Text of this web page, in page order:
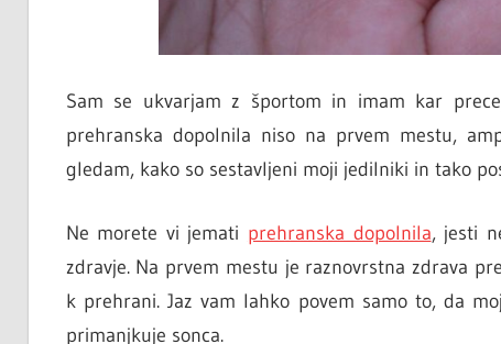
Sam se ukvarjam z športom in imam kar
prehranska dopolnila niso na prvem mestu,
gledam, kako so sestavljeni moji jedilniki in tako
Ne morete vi jemati prehranska dopolnila, jesti
zdravje. Na prvem mestu je raznovrstna zdrava
k prehrani. Jaz vam lahko povem samo to, da
primanjkuje sonca.